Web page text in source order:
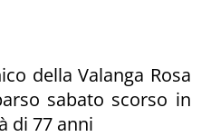
della Valanga Rosa
sabato scorso in
di 77 anni